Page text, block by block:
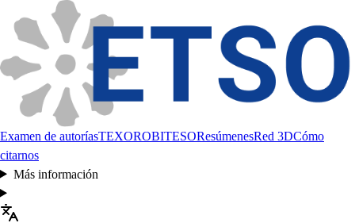
Examen de autoríasTEXOROBITESOResúmenesRed 3DCómo
citarnos
Más información